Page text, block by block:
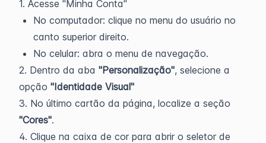
1. Acesse "Minha Conta"
No computador: clique no menu do usuário no
canto superior direito.
No celular: abra o menu de navegação.
2. Dentro da aba "Personalização", selecione a
opção "Identidade Visual"
3. No último cartão da página, localize a seção
"Cores".
4. Clique na caixa de cor para abrir o seletor de